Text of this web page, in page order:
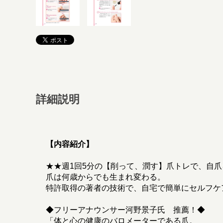
詳細説明
【内容紹介】
★★週1回5分の【削って、潤す】爪トレで、自爪
爪は何歳からでも生まれ変わる。
特許取得の著者の技術で、自宅で簡単にセルフ
◆フリーアナウンサー河野景子氏 推薦！◆
「体と心の健康のバロメーターである爪。